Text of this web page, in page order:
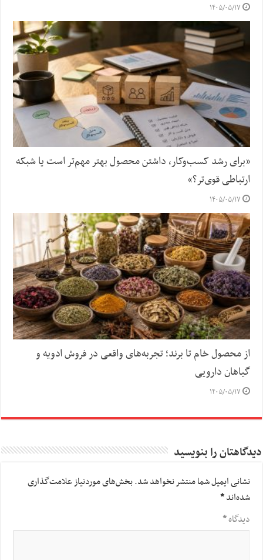
۱۴۰۵/۰۵/۱۷
«برای رشد کسب‌وکار، داشتن محصول بهتر مهم‌تر است یا شبکه
ارتباطی قوی‌تر؟»
۱۴۰۵/۰۵/۱۷
از محصول خام تا برند؛ تجربه‌های واقعی در فروش ادویه و
گیاهان دارویی
۱۴۰۵/۰۵/۱۷
دیدگاهتان را بنویسید
نشانی ایمیل شما منتشر نخواهد شد.بخش‌های موردنیاز علامت‌گذاری
شده‌اند*
دیدگاه*